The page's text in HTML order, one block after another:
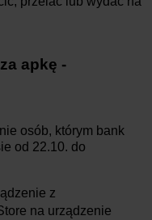
apkę -
osób, którym bank
od 22.10. do
z
na urządzenie